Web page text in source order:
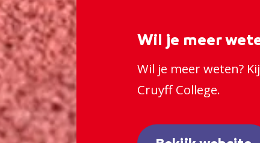
Wil je meer
Wil je meer weten?
Cruyff College.